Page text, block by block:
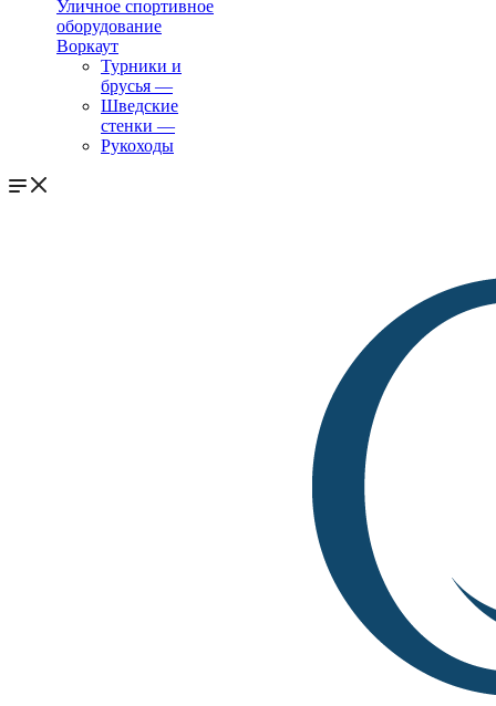
Уличное спортивное
оборудование
Воркаут
Турники и
брусья —
Шведские
стенки —
Рукоходы